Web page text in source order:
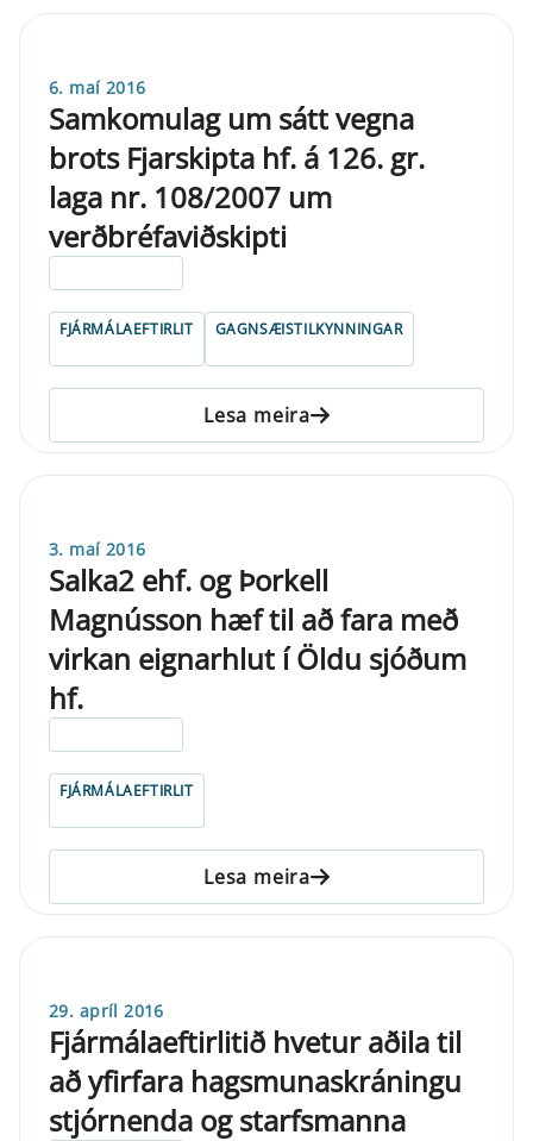
6. maí 2016
Samkomulag um sátt vegna
brots Fjarskipta hf. á 126. gr.
laga nr. 108/2007 um
verðbréfaviðskipti
FJÁRMÁLAEFTIRLIT GAGNSÆISTILKYNNINGAR
Lesa meira
3. maí 2016
Salka2 ehf. og Þorkell
Magnússon hæf til að fara með
virkan eignarhlut í Öldu sjóðum
hf.
FJÁRMÁLAEFTIRLIT
Lesa meira
29. apríl 2016
Fjármálaeftirlitið hvetur aðila til
að yfirfara hagsmunaskráningu
stjórnenda og starfsmanna